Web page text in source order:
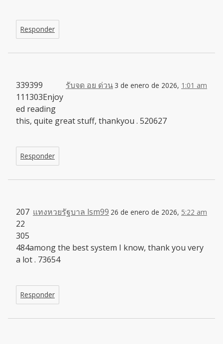
Responder
รับจด อย ด่วน 3 de enero de 2026, 1:01 am
339399
111303Enjoy
ed reading
this, quite great stuff, thankyou . 520627
Responder
แทงหวยรัฐบาล lsm99 26 de enero de 2026, 5:22 am
207
22
305
484among the best system I know, thank you very
a lot . 73654
Responder